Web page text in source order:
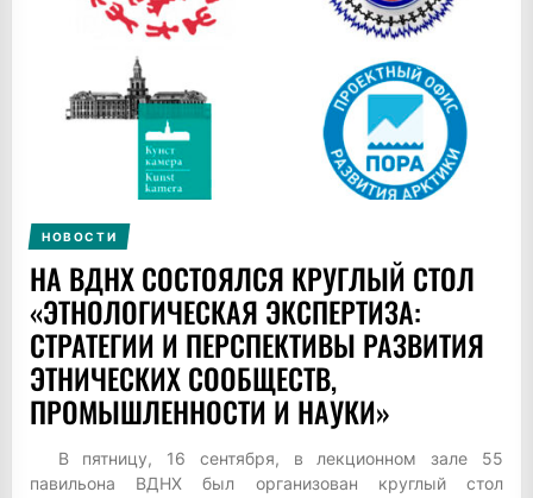
НОВОСТИ
НА ВДНХ СОСТОЯЛСЯ КРУГЛЫЙ СТОЛ
«ЭТНОЛОГИЧЕСКАЯ ЭКСПЕРТИЗА:
СТРАТЕГИИ И ПЕРСПЕКТИВЫ РАЗВИТИЯ
ЭТНИЧЕСКИХ СООБЩЕСТВ,
ПРОМЫШЛЕННОСТИ И НАУКИ»
В пятницу, 16 сентября, в лекционном зале 55
павильона ВДНХ был организован круглый стол